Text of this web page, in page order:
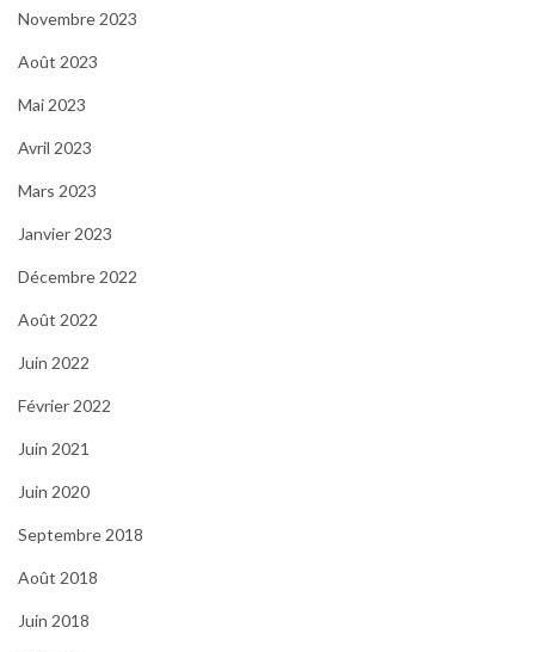
Novembre 2023
Août 2023
Mai 2023
Avril 2023
Mars 2023
Janvier 2023
Décembre 2022
Août 2022
Juin 2022
Février 2022
Juin 2021
Juin 2020
Septembre 2018
Août 2018
Juin 2018